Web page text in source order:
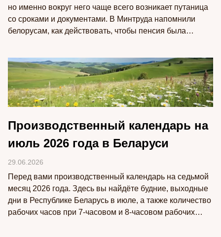
но именно вокруг него чаще всего возникает путаница
со сроками и документами. В Минтруда напомнили
белорусам, как действовать, чтобы пенсия была
Производственный календарь на
июль 2026 года в Беларуси
29.06.2026
Перед вами производственный календарь на седьмой
месяц 2026 года. Здесь вы найдёте будние, выходные
дни в Республике Беларусь в июле, а также количество
рабочих часов при 7-часовом и 8-часовом рабочих